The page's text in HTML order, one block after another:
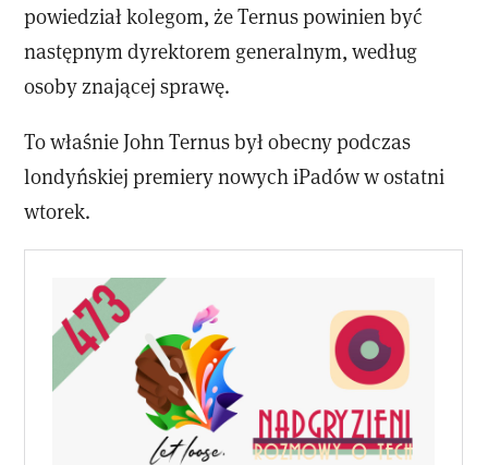
powiedział kolegom, że Ternus powinien być
następnym dyrektorem generalnym, według
osoby znającej sprawę.
To właśnie John Ternus był obecny podczas
londyńskiej premiery nowych iPadów w ostatni
wtorek.